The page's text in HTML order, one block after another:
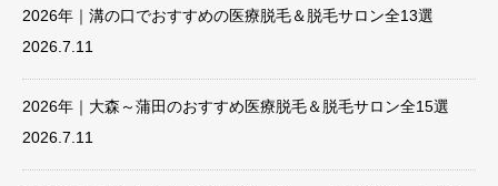
2026年｜溝の口でおすすめの医療脱毛＆脱毛サロン全13選
2026.7.11
2026年｜大森～蒲田のおすすめ医療脱毛＆脱毛サロン全15選
2026.7.11